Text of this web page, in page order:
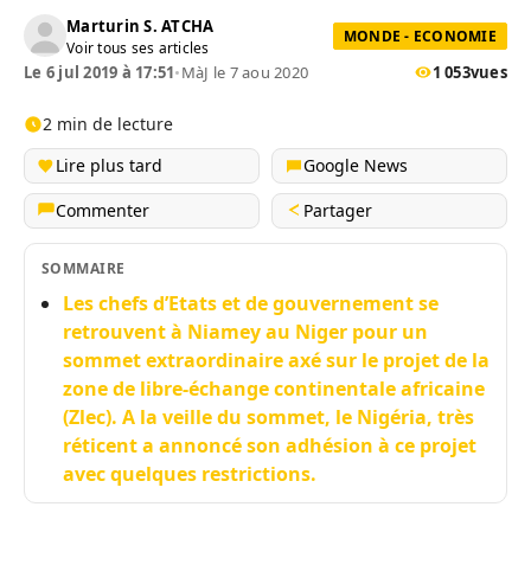
Marturin S. ATCHA
Voir tous ses articles
MONDE - ECONOMIE
Le 6 jul 2019 à 17:51•MàJ le 7 aou 2020 1 053vues
2 min de lecture
Lire plus tard
Google News
Commenter
Partager
SOMMAIRE
Les chefs d’Etats et de gouvernement se
retrouvent à Niamey au Niger pour un
sommet extraordinaire axé sur le projet de la
zone de libre-échange continentale africaine
(Zlec). A la veille du sommet, le Nigéria, très
réticent a annoncé son adhésion à ce projet
avec quelques restrictions.